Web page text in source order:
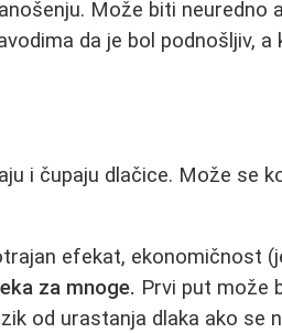
Može biti neuredno
da je bol podnošljiv, a
i čupaju dlačice. Može se
efekat, ekonomičnost
za mnoge. Prvi put može
od urastanja dlaka ako se